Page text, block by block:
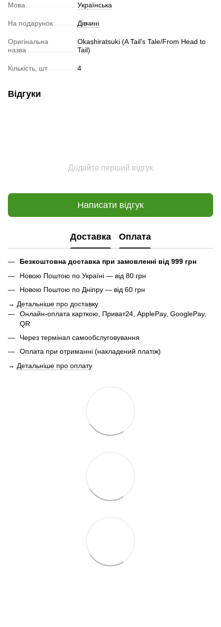
Мова Українська
На подарунок Дівчині
Оригінальна
назва
Okashiratsuki (A Tail's Tale/From Head to
Tail)
Кількість, шт 4
Відгуки
Додайте перший відгук
Написати відгук
Доставка Оплата
Безкоштовна доставка при замовленні від 999 грн
Новою Поштою по Україні — від 80 грн
Новою Поштою по Дніпру — від 60 грн
→ Детальніше про доставку
Онлайн-оплата карткою, Приват24, ApplePay, GooglePay,
QR
Через термінал самообслуговування
Оплата при отриманні (накладений платіж)
→ Детальніше про оплату